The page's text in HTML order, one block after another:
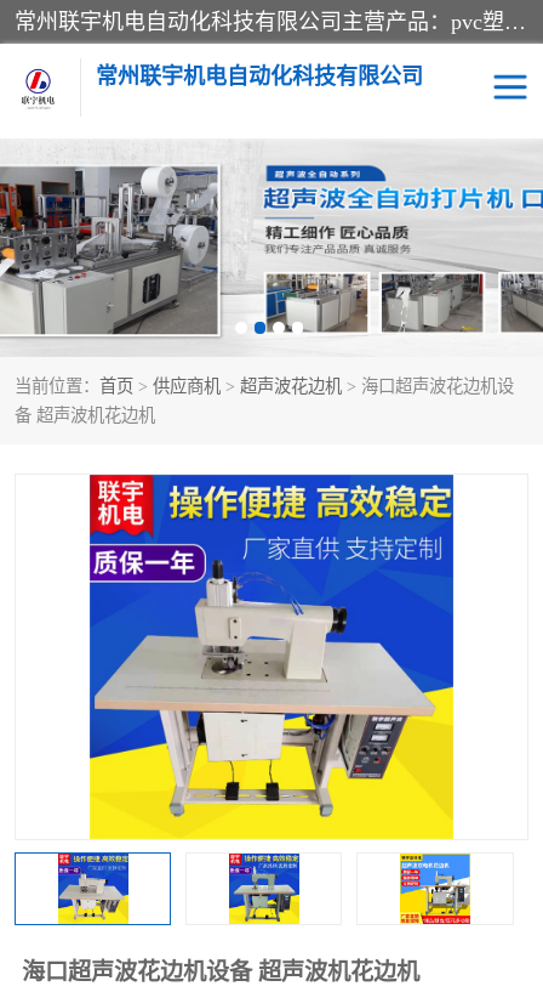
常州联宇机电自动化科技有限公司主营产品：pvc塑料焊机、高频热合机、软膜天花压边机、服装布料凹凸压花机、布料3d压印设备、服装植胶设备、超声波布料花边机、无纺布热合机、全自动压花机。
常州联宇机电自动化科技有限公司
当前位置： 首页 > 供应商机 > 超声波花边机 > 海口超声波花边机设
备 超声波机花边机
海口超声波花边机设备 超声波机花边机
压花定型机以及压花模具 超声波热合机
高频热合机 超声波花边机
超声波复合压花机 凹凸压花机压标机
3040凹凸压花机 双头服装凹凸压花机
高频压花压标机 自动超声波打片成型机
泡壳包装封口机 海绵产品成型机